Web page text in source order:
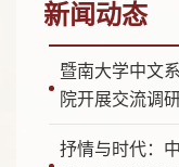
新闻动态
暨南大学中文
院开展交流调
抒情与时代：